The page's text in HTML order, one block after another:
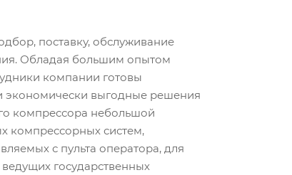
поставку, обслуживание
Обладая большим опытом
компании готовы
экономически выгодные решения
компрессора небольшой
компрессорных систем,
с пульта оператора, для
государственных